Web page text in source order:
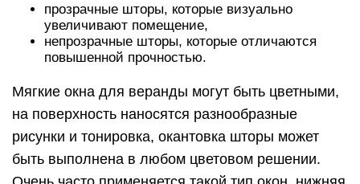
прозрачные шторы, которые визуально
увеличивают помещение,
непрозрачные шторы, которые отличаются
повышенной прочностью.
Мягкие окна для веранды могут быть цветными,
на поверхность наносятся разнообразные
рисунки и тонировка, окантовка шторы может
быть выполнена в любом цветовом решении.